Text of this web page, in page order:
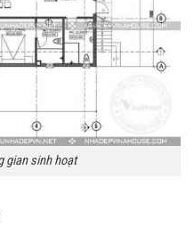
gian sinh hoạt